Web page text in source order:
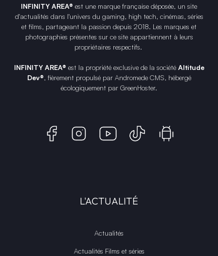
INFINITY AREA® est une marque française déposée, un site
d'actualités dans l'univers du gaming, high tech, cinémas, séries
et films, partageant la passion depuis 2018. Les marques et
photographies présentes sur ce site appartiennent à leurs
propriétaires respectifs.
INFINITY AREA® est la propriété exclusive de la société Altitude
Dev®, fièrement propulsé par Andromede CMS, hébergé
écologiquement par GreenHoster.
L'ACTUALITÉ
Actualités
Actualités Films et séries